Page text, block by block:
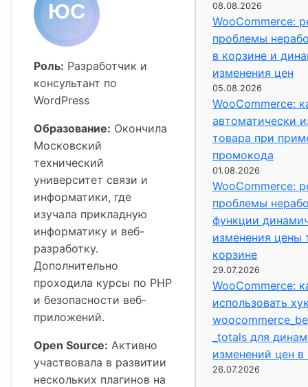
Роль: Разработчик и
консультант по
WordPress
Образование: Окончила
Московский
технический
университет связи и
информатики, где
изучала прикладную
информатику и веб-
разработку.
Дополнительно
проходила курсы по PHP
и безопасности веб-
приложений.
Open Source: Активно
участвовала в развитии
нескольких плагинов на
08.08.2026
WooCommerce:
проблемы
в корзине и
изменения цен
05.08.2026
WooCommerce:
автоматически
товара при
промокода
01.08.2026
WooCommerce:
проблемы
функции
изменения цены
корзине
29.07.2026
WooCommerce:
использовать
_totals для
изменений цен в
26.07.2026